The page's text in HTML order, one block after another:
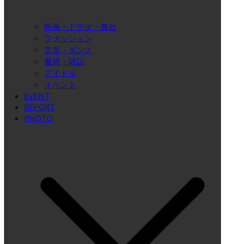
映画・ドラマ・舞台
ファッション
音楽・ダンス
書籍・雑誌
アイドル
イベント
EVENT
REPORT
PHOTO